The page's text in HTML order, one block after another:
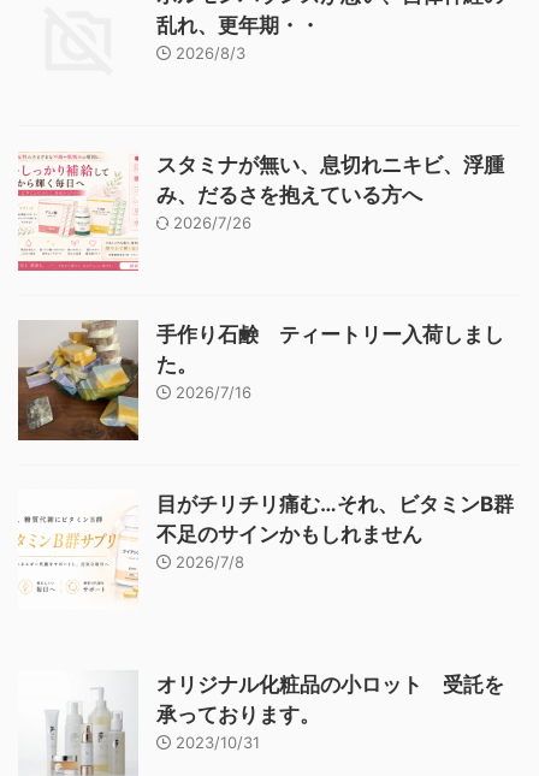
乱れ、更年期・・
2026/8/3
スタミナが無い、息切れニキビ、浮腫
み、だるさを抱えている方へ
2026/7/26
手作り石鹸 ティートリー入荷しまし
た。
2026/7/16
目がチリチリ痛む…それ、ビタミンB群
不足のサインかもしれません
2026/7/8
オリジナル化粧品の小ロット 受託を
承っております。
2023/10/31